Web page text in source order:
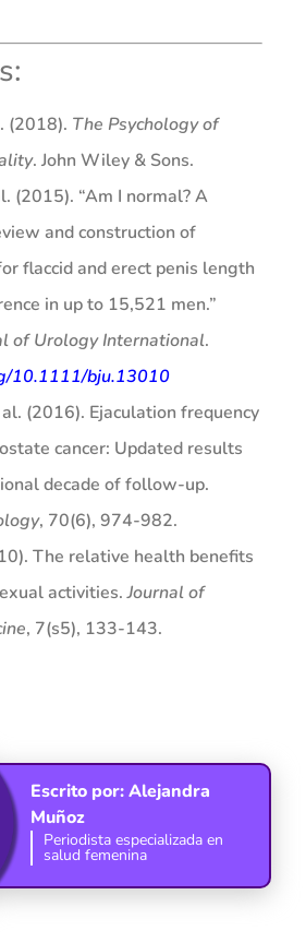
(2018). The Psychology of
. John Wiley & Sons.
(2015). “Am I normal? A
and construction of
flaccid and erect penis length
in up to 15,521 men.”
of Urology International.
10.1111/bju.13010
al. (2016). Ejaculation frequency
cancer: Updated results
decade of follow-up.
, 70(6), 974-982.
The relative health benefits
activities.Journal of
, 7(s5), 133-143.
Escrito por:Alejandra
Muñoz
Periodista especializada en
salud femenina